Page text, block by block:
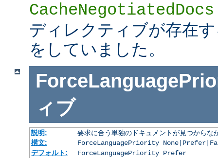
CacheNegotiatedDocs
ディレクティブが存在
をしていました。
ィブ
説明:
要求に合う単独のドキュメントが見つからな
構文:
ForceLanguagePriority
デフォルト:
ForceLanguagePriority Prefer